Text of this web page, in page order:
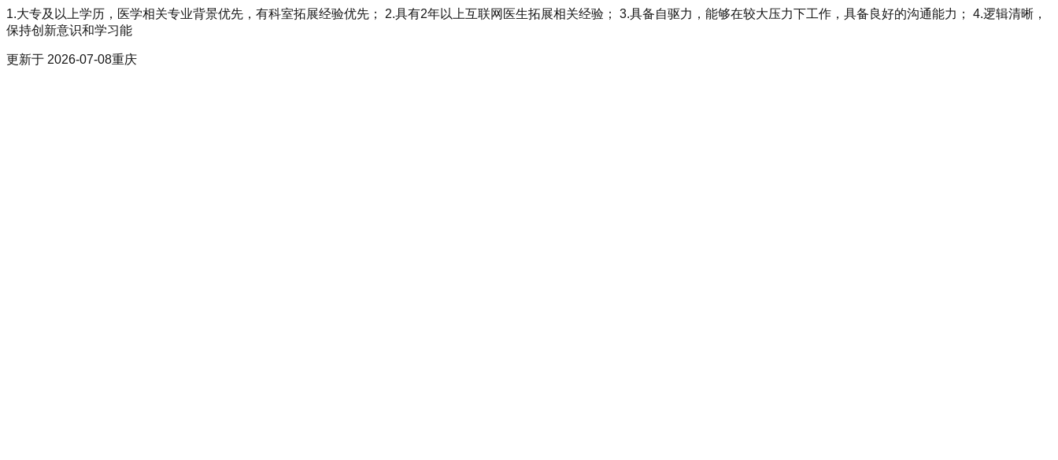
1.大专及以上学历，医学相关专业背景优先，有科室拓展经验优先； 2.具有2年以上互联网医生拓展相关经验； 3.具备自驱力，能够在较大压力下工作，具备良好的沟通能力； 4.逻辑清晰，
保持创新意识和学习能
更新于 2026-07-08重庆